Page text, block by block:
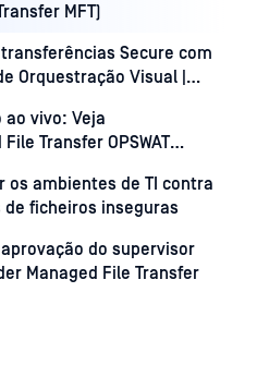
MFT)
Secure com
Orquestração Visual |
ao vivo: Veja
OPSWAT
da informação
os ambientes de TI contra
ficheiros inseguras
do supervisor
Managed File Transfer